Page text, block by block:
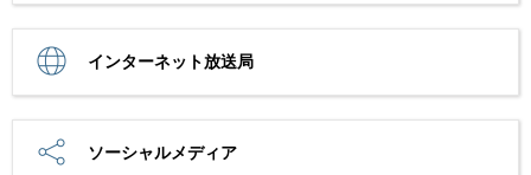
インターネット放送局
ソーシャルメディア